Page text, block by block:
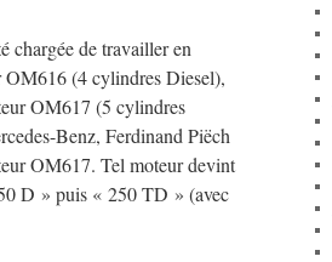
chargée de travailler en
OM616 (4 cylindres Diesel),
OM617 (5 cylindres
Benz, Ferdinand Piëch
OM617. Tel moteur devint
D » puis « 250 TD » (avec